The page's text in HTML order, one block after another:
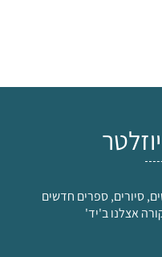
סיורים, ספרים חדשים
אצלנו ב'יד'